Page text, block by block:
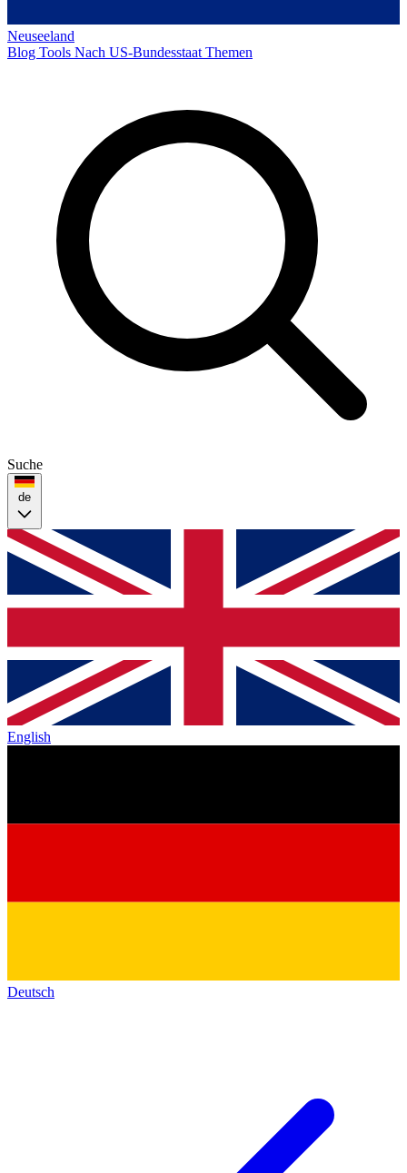
Neuseeland
Blog Tools Nach US-Bundesstaat Themen
Suche
de
English
Deutsch